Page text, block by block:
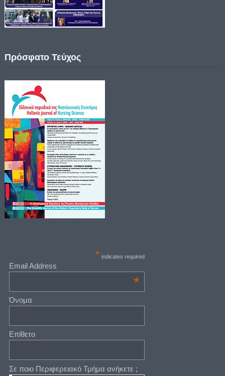
Πρόσφατο Τεύχος
* indicates required
Email Address
*
Όνομα
Επίθετο
Σε ποιο Περιφερειακό Τμήμα ανήκετε ;